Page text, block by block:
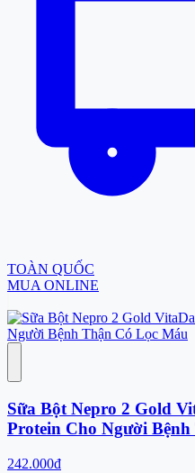
TOÀN QUỐC
MUA ONLINE
Sữa Bột Nepro 2 Gold
Protein Cho Người
242.000đ